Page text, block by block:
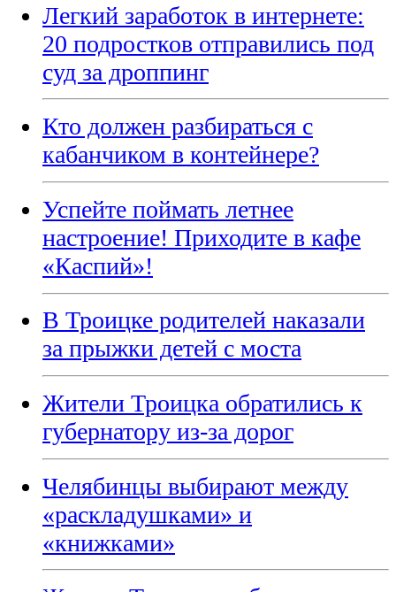
Легкий заработок в интернете:
20 подростков отправились под
суд за дроппинг
Кто должен разбираться с
кабанчиком в контейнере?
Успейте поймать летнее
настроение! Приходите в кафе
«Каспий»!
В Троицке родителей наказали
за прыжки детей с моста
Жители Троицка обратились к
губернатору из-за дорог
Челябинцы выбирают между
«раскладушками» и
«книжками»